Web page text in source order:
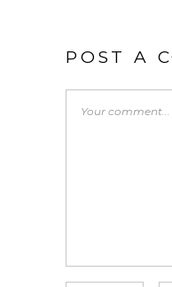
POST A